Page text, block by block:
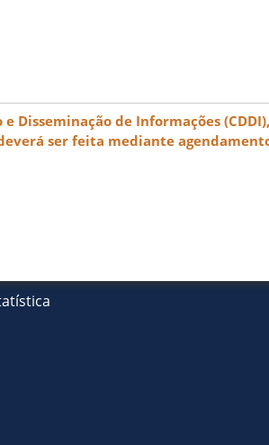
Disseminação de Informações
ser feita mediante